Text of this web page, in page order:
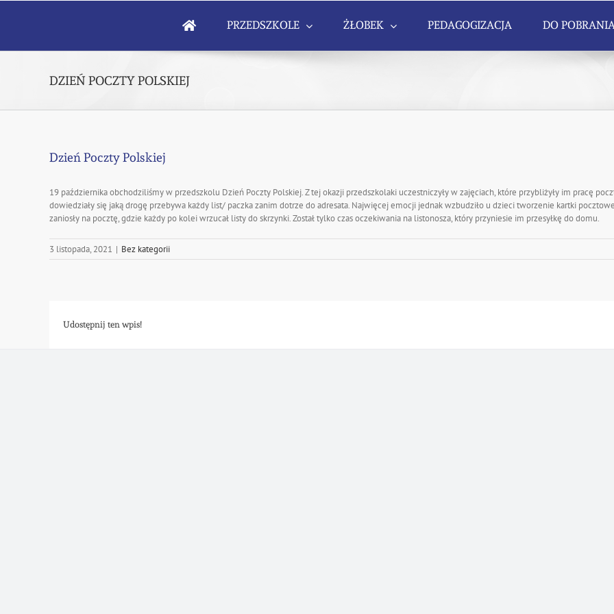
PRZEDSZKOLE ŻŁOBEK PEDAGOGIZACJA DO
DZIEŃ POCZTY POLSKIEJ
Dzień Poczty Polskiej
19 października obchodziliśmy w przedszkolu Dzień Poczty Polskiej. Z tej okazji przedszkolaki uczestniczyły w zajęciach, które przybliżyły im pracę
dowiedziały się jaką drogę przebywa każdy list/ paczka zanim dotrze do adresata. Najwięcej emocji jednak wzbudziło u dzieci tworzenie kartki
zaniosły na pocztę, gdzie każdy po kolei wrzucał listy do skrzynki. Został tylko czas oczekiwania na listonosza, który przyniesie im przesyłkę do domu.
3 listopada, 2021 | Bez kategorii
Udostępnij ten wpis!